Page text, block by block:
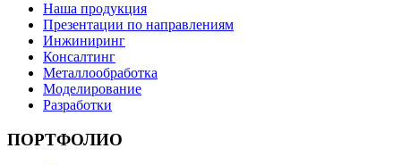
Наша продукция
Презентации по направлениям
Инжиниринг
Консалтинг
Металлообработка
Моделирование
Разработки
ПОРТФОЛИО